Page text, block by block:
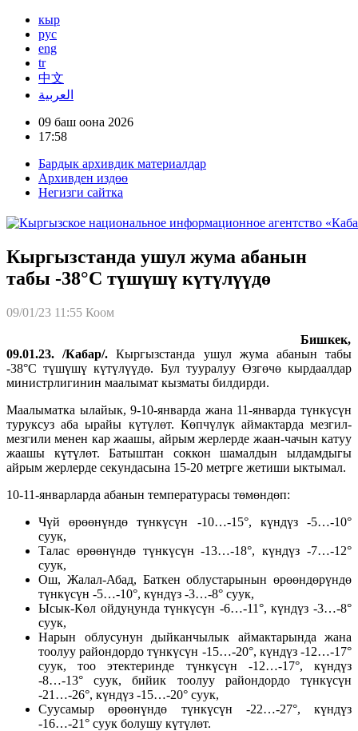
кыр
рус
eng
tr
中文
العربية
09 баш оона 2026
17:58
Бардык архивдик материалдар
Архивден издөө
Негизги сайтка
Кыргызстанда ушул жума абанын
табы -38°C түшүшү күтүлүүдө
09/01/23 11:55 Коом
Бишкек,
09.01.23. /Кабар/.Кыргызстанда ушул жума абанын табы
-38°C түшүшү күтүлүүдө. Бул тууралуу Өзгөчө кырдаалдар
министрлигинин маалымат кызматы билдирди.
Маалыматка ылайык, 9-10-январда жана 11-январда түнкүсүн
туруксуз аба ырайы күтүлөт. Көпчүлүк аймактарда мезгил-
мезгили менен кар жаашы, айрым жерлерде жаан-чачын катуу
жаашы күтүлөт. Батыштан соккон шамалдын ылдамдыгы
айрым жерлерде секундасына 15-20 метрге жетиши ыктымал.
10-11-январларда абанын температурасы төмөндөп:
Чүй өрөөнүндө түнкүсүн -10…-15°, күндүз -5…-10°
суук,
Талас өрөөнүндө түнкүсүн -13…-18°, күндүз -7…-12°
суук,
Ош, Жалал-Абад, Баткен облустарынын өрөөндөрүндө
түнкүсүн -5…-10°, күндүз -3…-8° суук,
Ысык-Көл ойдуңунда түнкүсүн -6…-11°, күндүз -3…-8°
суук,
Нарын облусунун дыйканчылык аймактарында жана
тоолуу райондордо түнкүсүн -15…-20°, күндүз -12…-17°
суук, тоо этектеринде түнкүсүн -12…-17°, күндүз
-8…-13° суук, бийик тоолуу райондордо түнкүсүн
-21…-26°, күндүз -15…-20° суук,
Суусамыр өрөөнүндө түнкүсүн -22…-27°, күндүз
-16…-21° суук болушу күтүлөт.